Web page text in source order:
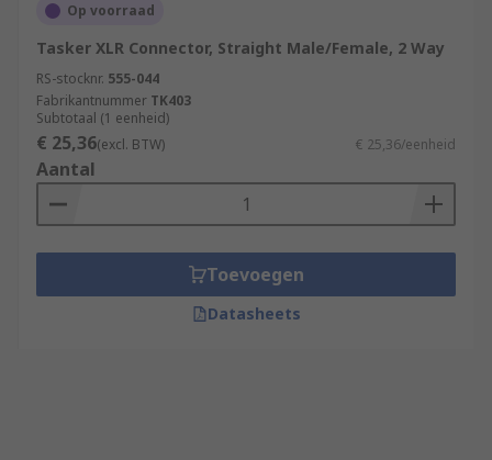
Op voorraad
Tasker XLR Connector, Straight Male/Female, 2 Way
RS-stocknr. 555-044
Fabrikantnummer TK403
Subtotaal (1 eenheid)
€ 25,36(excl. BTW) € 25,36/eenheid
Aantal
Toevoegen
Datasheets